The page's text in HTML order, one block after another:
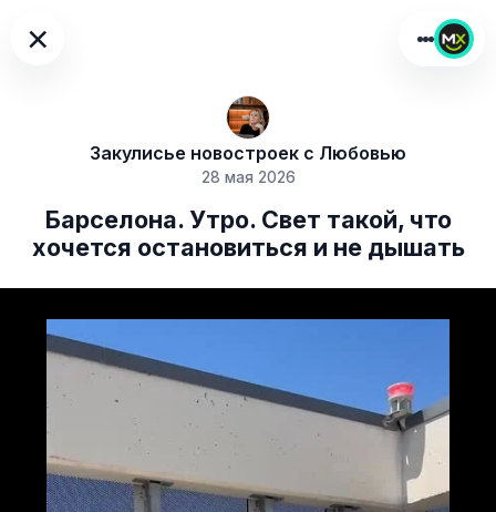
×
Закулисье новостроек с Любовью
28 мая 2026
Барселона. Утро. Свет такой, что
хочется остановиться и не дышать